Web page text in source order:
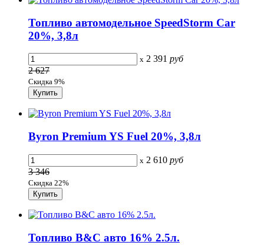
Топливо автомодельное SpeedStorm Car
20%, 3,8л
x 2 391 руб
2 627
Скидка 9%
Byron Premium YS Fuel 20%, 3,8л
x 2 610 руб
3 346
Скидка 22%
Топливо B&C авто 16% 2.5л.